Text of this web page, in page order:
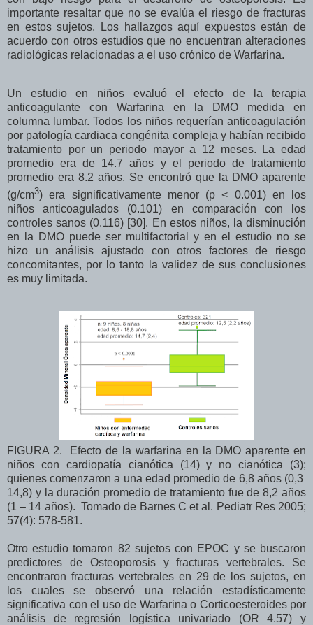
importante resaltar que no se evalúa el riesgo de fracturas
en estos sujetos. Los hallazgos aquí expuestos están de
acuerdo con otros estudios que no encuentran alteraciones
radiológicas relacionadas a el uso crónico de Warfarina.
Un estudio en niños evaluó el efecto de la terapia
anticoagulante con Warfarina en la DMO medida en
columna lumbar. Todos los niños requerían anticoagulación
por patología cardiaca congénita compleja y habían recibido
tratamiento por un periodo mayor a 12 meses. La edad
promedio era de 14.7 años y el periodo de tratamiento
promedio era 8.2 años. Se encontró que la DMO aparente
(g/cm3) era significativamente menor (p < 0.001) en los
niños anticoagulados (0.101) en comparación con los
controles sanos (0.116) [30]. En estos niños, la disminución
en la DMO puede ser multifactorial y en el estudio no se
hizo un análisis ajustado con otros factores de riesgo
concomitantes, por lo tanto la validez de sus conclusiones
es muy limitada.
FIGURA 2. Efecto de la warfarina en la DMO aparente en
niños con cardiopatía cianótica (14) y no cianótica (3);
quienes comenzaron a una edad promedio de 6,8 años (0,3
14,8) y la duración promedio de tratamiento fue de 8,2 años
(1 – 14 años). Tomado de Barnes C et al. Pediatr Res 2005;
57(4): 578-581.
Otro estudio tomaron 82 sujetos con EPOC y se buscaron
predictores de Osteoporosis y fracturas vertebrales. Se
encontraron fracturas vertebrales en 29 de los sujetos, en
los cuales se observó una relación estadísticamente
significativa con el uso de Warfarina o Corticoesteroides por
análisis de regresión logística univariado (OR 4.57) y